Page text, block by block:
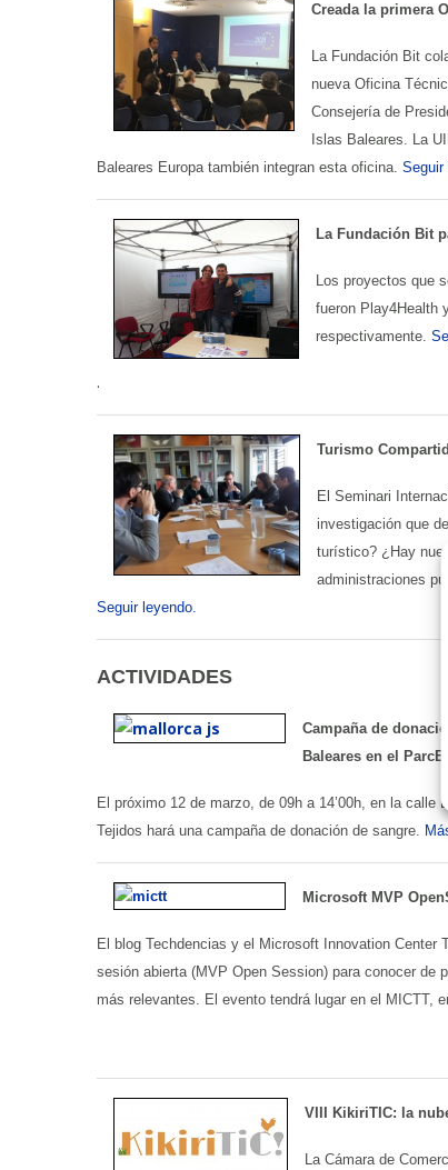
Creada la primera
La Fundación Bit
nueva Oficina
Consejería de
Islas Baleares. La
Baleares Europa también integran esta oficina. Seguir
La Fundación Bit
Los proyectos que
fueron Play4Health
respectivamente.
.
Turismo
El Seminari
investigación que
turístico? ¿Hay
administraciones
Seguir leyendo.
ACTIVIDADES
Campaña de
Baleares en el ParcBit
El próximo 12 de marzo, de 09h a 14’00h, en la
Tejidos hará una campaña de donación de sangre.
Microsoft MVP
El blog Techdencias y el Microsoft Innovation Center
sesión abierta (MVP Open Session) para conocer de
más relevantes. El evento tendrá lugar en el MICTT,
VIII KikiriTIC: la
La Cámara de